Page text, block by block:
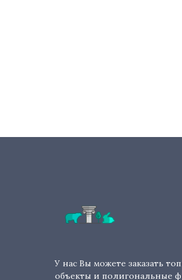
У нас Вы можете заказать
объекты и полигональные